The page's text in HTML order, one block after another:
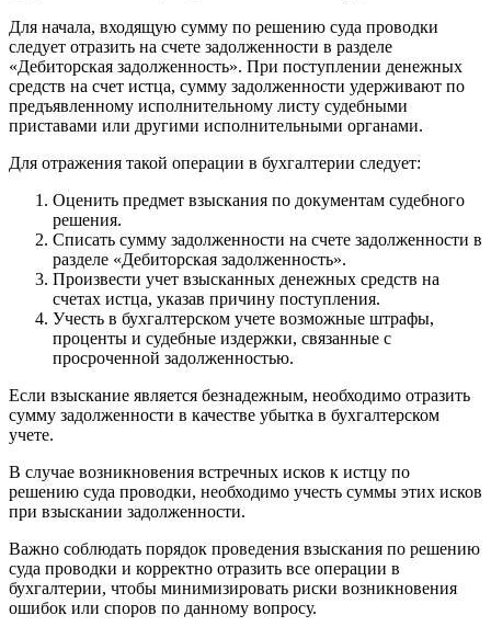
Для начала, входящую сумму по решению суда проводки
следует отразить на счете задолженности в разделе
«Дебиторская задолженность». При поступлении денежных
средств на счет истца, сумму задолженности удерживают по
предъявленному исполнительному листу судебными
приставами или другими исполнительными органами.
Для отражения такой операции в бухгалтерии следует:
Оценить предмет взыскания по документам судебного
решения.
Списать сумму задолженности на счете задолженности в
разделе «Дебиторская задолженность».
Произвести учет взысканных денежных средств на
счетах истца, указав причину поступления.
Учесть в бухгалтерском учете возможные штрафы,
проценты и судебные издержки, связанные с
просроченной задолженностью.
Если взыскание является безнадежным, необходимо отразить
сумму задолженности в качестве убытка в бухгалтерском
учете.
В случае возникновения встречных исков к истцу по
решению суда проводки, необходимо учесть суммы этих исков
при взыскании задолженности.
Важно соблюдать порядок проведения взыскания по решению
суда проводки и корректно отразить все операции в
бухгалтерии, чтобы минимизировать риски возникновения
ошибок или споров по данному вопросу.